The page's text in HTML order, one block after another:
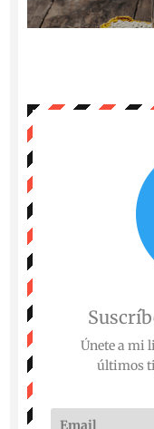
Únete a mi
últimos